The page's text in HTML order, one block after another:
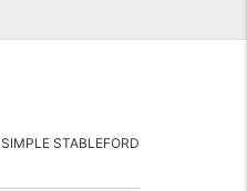
SIMPLE STABLEFORD